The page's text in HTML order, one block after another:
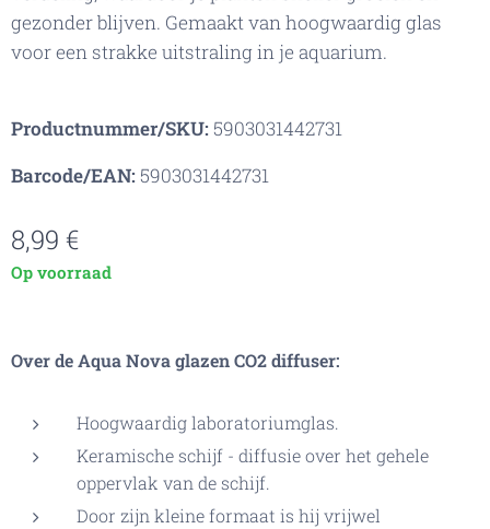
gezonder blijven. Gemaakt van hoogwaardig glas
voor een strakke uitstraling in je aquarium.
Productnummer/SKU: 5903031442731
Barcode/EAN: 5903031442731
8,99 €
Op voorraad
Over de Aqua Nova glazen CO2 diffuser:
Hoogwaardig laboratoriumglas.
Keramische schijf - diffusie over het gehele
oppervlak van de schijf.
Door zijn kleine formaat is hij vrijwel